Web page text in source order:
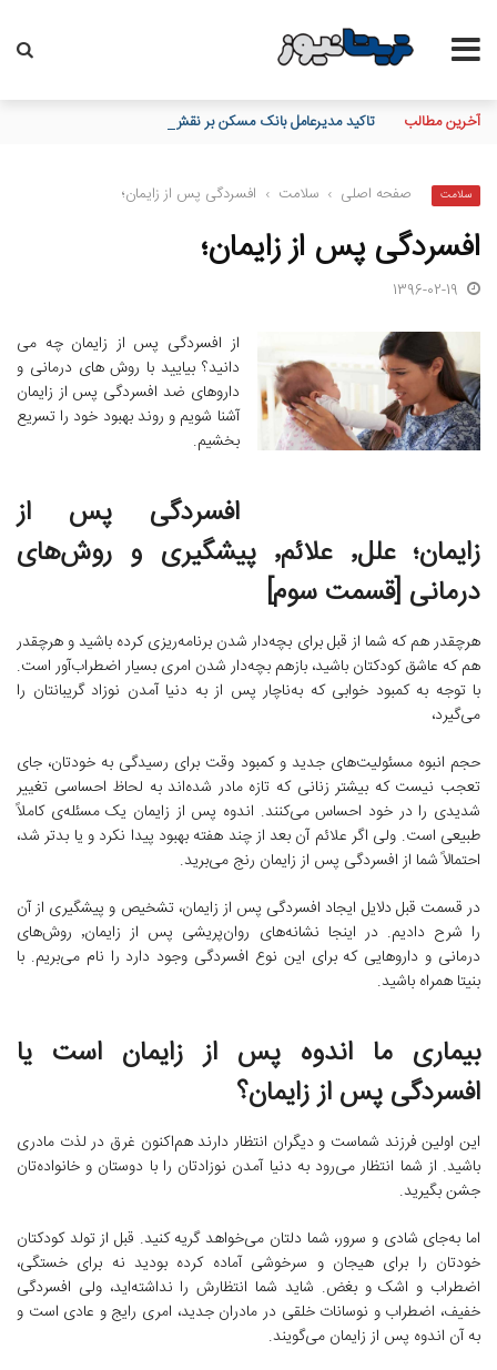
آخرین مطالب تاکید مدیرعامل بانک مسکن بر نقش خبرنگاران در اعتمادسازی و
سلامت صفحه اصلی › سلامت › افسردگی پس از زایمان؛
افسردگی پس از زایمان؛
1396-02-19
از افسردگی پس از زایمان چه می
دانید؟ بیایید با روش های درمانی و
داروهای ضد افسردگی پس از زایمان
آشنا شویم و روند بهبود خود را تسریع
بخشیم.
افسردگی پس از
زایمان؛ علل٬ علائم٬ پیشگیری و روش‌های
درمانی [قسمت سوم]
هرچقدر هم که شما از قبل برای بچه‌دار شدن برنامه‌ریزی کرده باشید و هرچقدر
هم که عاشق کودکتان باشید، بازهم بچه‌دار شدن امری بسیار اضطراب‌آور است.
با توجه به کمبود خوابی که به‌ناچار پس از به دنیا آمدن نوزاد گریبانتان را
می‌گیرد،
حجم انبوه مسئولیت‌های جدید و کمبود وقت برای رسیدگی به خودتان، جای
تعجب نیست که بیشتر زنانی که تازه مادر شده‌اند به لحاظ احساسی تغییر
شدیدی را در خود احساس می‌کنند. اندوه پس از زایمان یک مسئله‌ی کاملاً
طبیعی است. ولی اگر علائم آن بعد از چند هفته بهبود پیدا نکرد و یا بدتر شد،
احتمالاً شما از افسردگی پس از زایمان رنج می‌برید.
در قسمت قبل دلایل ایجاد افسردگی پس از زایمان، تشخیص و پیشگیری از آن
را شرح دادیم. در اینجا نشانه‌های روان‌پریشی پس از زایمان٬ روش‌های
درمانی و داروهایی که برای این نوع افسردگی وجود دارد را نام می‌بریم. با
بنیتا همراه باشید.
بیماری ما اندوه پس از زایمان است یا
افسردگی پس از زایمان؟
این اولین فرزند شماست و دیگران انتظار دارند هم‌اکنون غرق در لذت مادری
باشید. از شما انتظار می‌رود به دنیا آمدن نوزادتان را با دوستان و خانواده‌تان
جشن بگیرید.
اما به‌جای شادی و سرور، شما دلتان می‌خواهد گریه کنید. قبل از تولد کودکتان
خودتان را برای هیجان و سرخوشی آماده کرده بودید نه برای خستگی،
اضطراب و اشک و بغض. شاید شما انتظارش را نداشته‌اید، ولی افسردگی
خفیف، اضطراب و نوسانات خلقی در مادران جدید، امری رایج و عادی است و
به آن اندوه پس از زایمان می‌گویند.